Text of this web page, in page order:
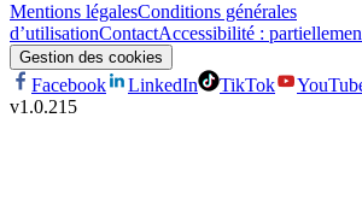
Mentions légalesConditions générales
d’utilisationContactAccessibilité :
Gestion des cookies
Facebook LinkedIn TikTok
v1.0.215